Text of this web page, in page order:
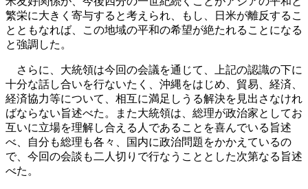
繁栄に大きく寄与すると考えられ、もし、日米が離反するこ
とともなれば、この地域の平和の希望が絶たれることになる
と強調した。
さらに、大統領は今回の会議を通じて、上記の認識の下に
十分な話し合いを行ないたく、沖縄をはじめ、貿易、経済、
経済協力等について、相互に満足しうる解決を見出さなけれ
ばならない旨述べた。また大統領は、総理が政治家としてお
互いに立場を理解し合える人であることを喜んでいる旨述
べ、自分も総理も各々、国内に政治問題をかかえているの
で、今回の会談も二人切りで行なうこととした次第なる旨述
べた。